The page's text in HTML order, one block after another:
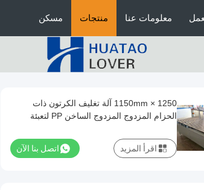
مسكن منتجات معلومات عنا
1250 × 1150mm آلة تغليف الكرتون ذات
الحزام المزدوج المزدوج الساخن PP لتعبئة
اتصل بنا الآن اقرأ المزيد